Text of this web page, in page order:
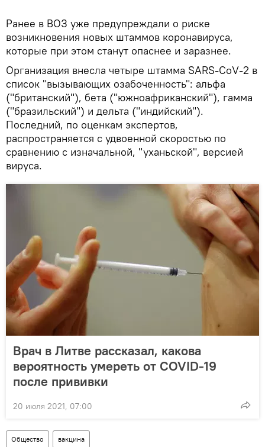
Ранее в ВОЗ уже предупреждали о риске
возникновения новых штаммов коронавируса,
которые при этом станут опаснее и заразнее.
Организация внесла четыре штамма SARS-CoV-2 в
список "вызывающих озабоченность": альфа
("британский"), бета ("южноафриканский"), гамма
("бразильский") и дельта ("индийский").
Последний, по оценкам экспертов,
распространяется с удвоенной скоростью по
сравнению с изначальной, "уханьской", версией
вируса.
Врач в Литве рассказал, какова
вероятность умереть от COVID-19
после прививки
20 июля 2021, 07:00
Общество вакцина